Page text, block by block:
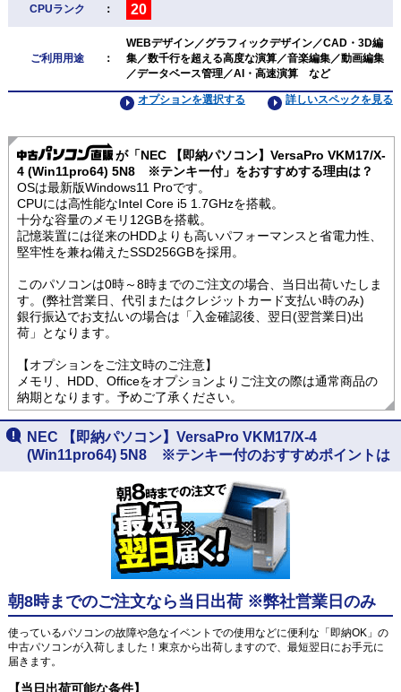
CPUランク ： 20
ご利用用途 ：
WEBデザイン／グラフィックデザイン／CAD・3D編
集／数千行を超える高度な演算／音楽編集／動画編集
／データベース管理／AI・高速演算 など
詳しいスペックを見る
オプションを選択する
が「NEC 【即納パソコン】VersaPro VKM17/X-
4 (Win11pro64) 5N8 ※テンキー付」をおすすめする理由は？
OSは最新版Windows11 Proです。
CPUには高性能なIntel Core i5 1.7GHzを搭載。
十分な容量のメモリ12GBを搭載。
記憶装置には従来のHDDよりも高いパフォーマンスと省電力性、
堅牢性を兼ね備えたSSD256GBを採用。
このパソコンは0時～8時までのご注文の場合、当日出荷いたしま
す。(弊社営業日、代引またはクレジットカード支払い時のみ)
銀行振込でお支払いの場合は「入金確認後、翌日(翌営業日)出
荷」となります。
【オプションをご注文時のご注意】
メモリ、HDD、Officeをオプションよりご注文の際は通常商品の
納期となります。予めご了承ください。
NEC 【即納パソコン】VersaPro VKM17/X-4
(Win11pro64) 5N8 ※テンキー付のおすすめポイントは
朝8時までのご注文なら当日出荷 ※弊社営業日のみ
使っているパソコンの故障や急なイベントでの使用などに便利な「即納OK」の
中古パソコンが入荷しました！東京から出荷しますので、最短翌日にお手元に
届きます。
【当日出荷可能な条件】